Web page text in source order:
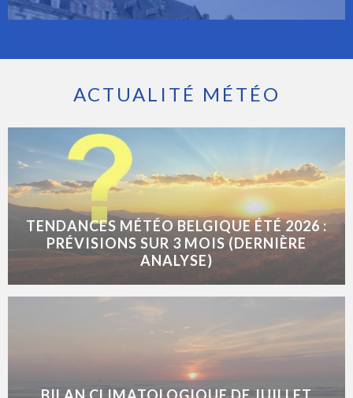
ACTUALITÉ MÉTÉO
TENDANCES MÉTÉO BELGIQUE ÉTÉ 2026 :
PRÉVISIONS SUR 3 MOIS (DERNIÈRE
ANALYSE)